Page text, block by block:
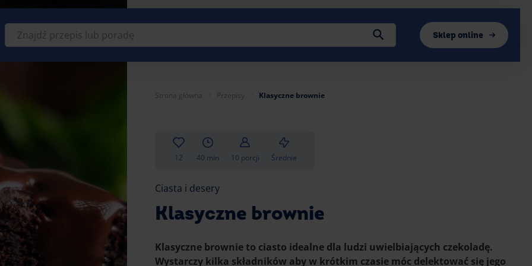
Znajdź
przepis
lub
Sklep online
Strona główna Przepisy Klasyczne brownie
12 40 min 10 porcji Średnie
Ciasta i desery
Klasyczne brownie
Klasyczne brownie to ciasto idealne dla ludzi uwielbiających czekoladę.
Wystarczy kilka składników aby w krótkim czasie móc delektować się jego